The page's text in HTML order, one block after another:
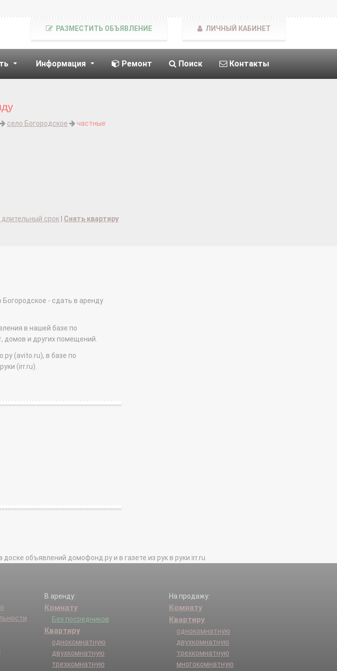
Информация Ремонт Поиск Контакты
РАЗМЕСТИТЬ ОБЪЯВЛЕНИЕ ЛИЧНЫЙ КАБИНЕТ
село Богородское
частные
длительный срок
Снять квартиру
- сдать в аренду
в нашей базе по
домов и других помещений.
(avito.ru), в базе по
(irr.ru).
объявлений домофонд.ру и в газете из рук в руки irr.ru
В аренду:
Комнату
Без посредников
Квартиру
однокомнатную
двухкомнатную
трехкомнатную
На продажу:
Комнату
Квартиру
однокомнатную
двухкомнатную
трехкомнатную
многокомнатную